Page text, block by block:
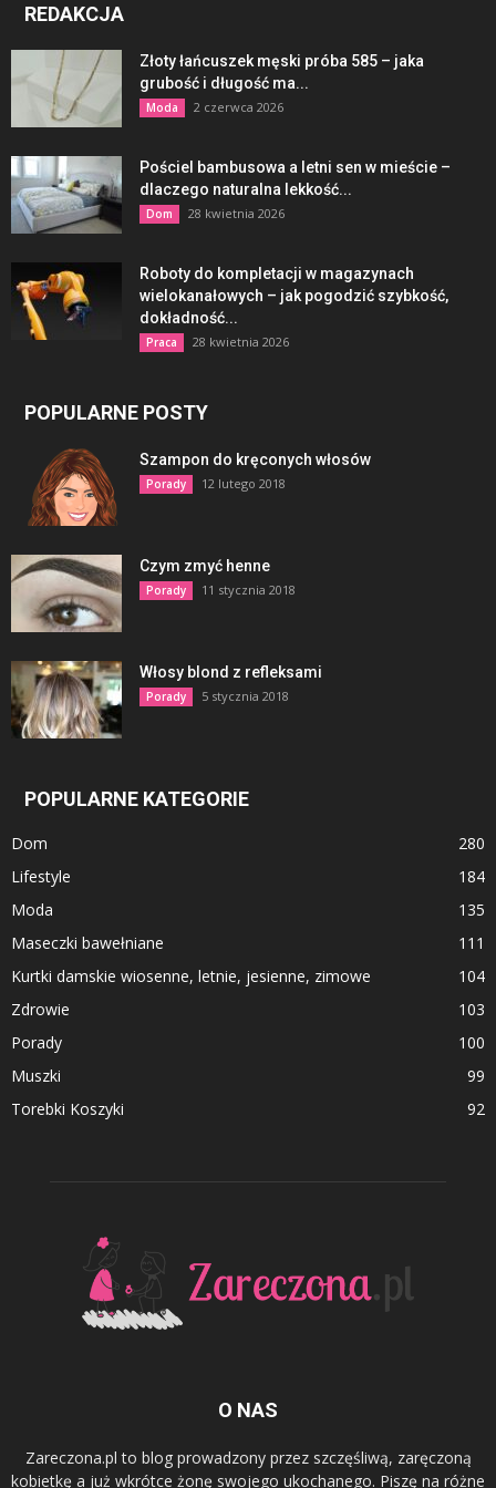
REDAKCJA
Złoty łańcuszek męski próba 585 – jaka
grubość i długość ma...
Moda 2 czerwca 2026
Pościel bambusowa a letni sen w mieście –
dlaczego naturalna lekkość...
Dom 28 kwietnia 2026
Roboty do kompletacji w magazynach
wielokanałowych – jak pogodzić szybkość,
dokładność...
Praca 28 kwietnia 2026
POPULARNE POSTY
Szampon do kręconych włosów
Porady 12 lutego 2018
Czym zmyć henne
Porady 11 stycznia 2018
Włosy blond z refleksami
Porady 5 stycznia 2018
POPULARNE KATEGORIE
Dom
280
Lifestyle
184
Moda
135
Maseczki bawełniane
111
Kurtki damskie wiosenne, letnie, jesienne, zimowe
104
Zdrowie
103
Porady
100
Muszki
99
Torebki Koszyki
92
O NAS
Zareczona.pl to blog prowadzony przez szczęśliwą, zaręczoną
kobietkę a już wkrótce żonę swojego ukochanego. Piszę na różne